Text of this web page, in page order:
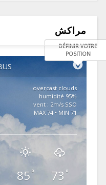
مراكش
DÉFINIR VOTRE
POSITION
overcast clouds
95% humidité
vent : 2m/s SSO
MAX 74 • MIN 71
85 ° 73 °